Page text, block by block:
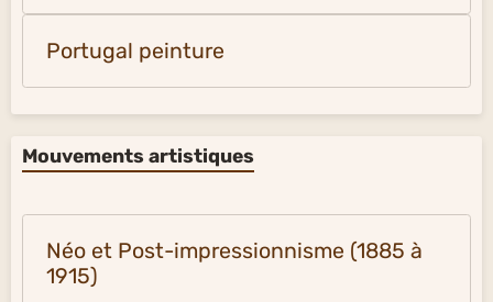
Portugal peinture
Mouvements artistiques
Néo et Post-impressionnisme (1885 à
1915)